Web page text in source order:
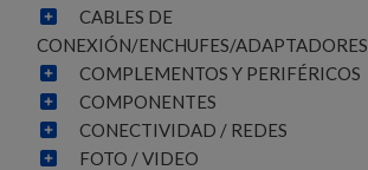
CABLES DE
CONEXIÓN/ENCHUFES/ADAPTADORES
COMPLEMENTOS Y PERIFÉRICOS
COMPONENTES
CONECTIVIDAD / REDES
FOTO / VIDEO